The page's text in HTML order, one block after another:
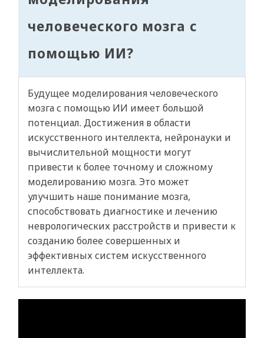
человеческого мозга с
помощью ИИ?
Будущее моделирования человеческого
мозга с помощью ИИ имеет большой
потенциал. Достижения в области
искусственного интеллекта, нейронауки и
вычислительной мощности могут
привести к более точному и сложному
моделированию мозга. Это может
улучшить наше понимание мозга,
способствовать диагностике и лечению
неврологических расстройств и привести к
созданию более совершенных и
эффективных систем искусственного
интеллекта.